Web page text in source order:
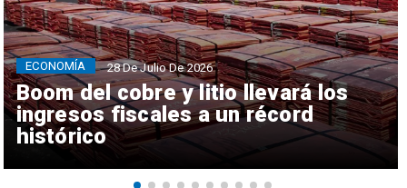
Boom del cobre y litio llevará los
ingresos fiscales a un récord
histórico
ECONOMÍA 28 De Julio De 2026